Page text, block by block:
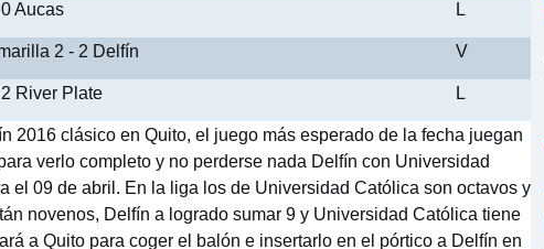
Aucas L
2 - 2 Delfín V
River Plate L
2016 clásico en Quito, el juego más esperado de la fecha juegan
verlo completo y no perderse nada Delfín con Universidad
el 09 de abril. En la liga los de Universidad Católica son octavos y
novenos, Delfín a logrado sumar 9 y Universidad Católica tiene
a Quito para coger el balón e insertarlo en el pórtico a Delfín en